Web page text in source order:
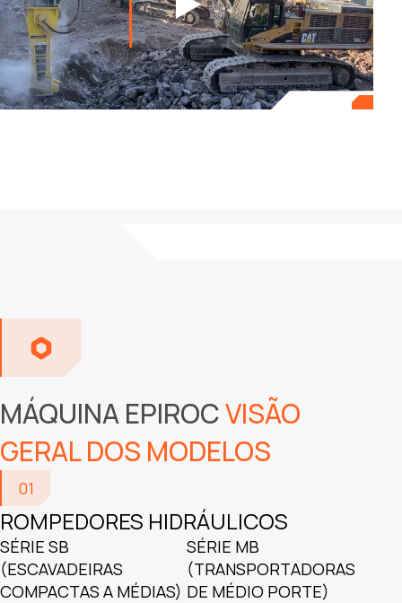
MÁQUINA EPIROCVISÃO
GERAL DOS MODELOS
01
ROMPEDORES HIDRÁULICOS
SÉRIE SB
(ESCAVADEIRAS
COMPACTAS A MÉDIAS)
SÉRIE MB
(TRANSPORTADORAS
DE MÉDIO PORTE)